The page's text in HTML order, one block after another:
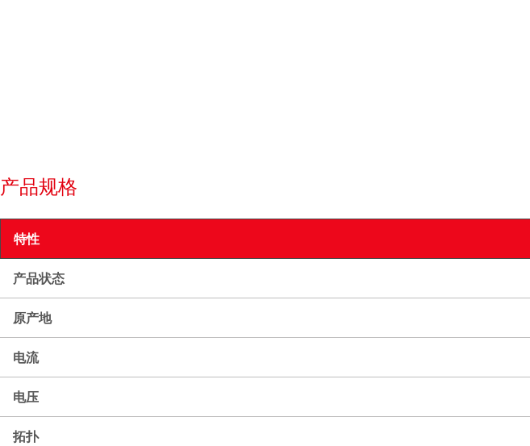
产品规格
特性
产品状态
原产地
电流
电压
拓扑